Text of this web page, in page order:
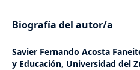
Biografía del autor/a
Savier Fernando Acosta
y Educación, Universidad del